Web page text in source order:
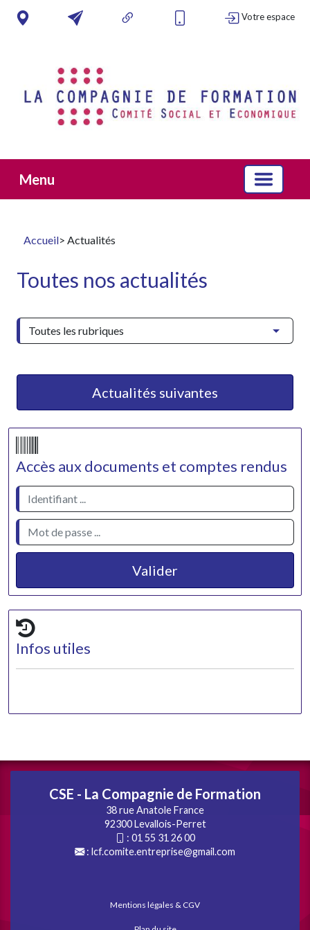
Votre espace
Menu
Accueil> Actualités
Toutes nos actualités
Actualités suivantes
Accès aux documents et comptes rendus
Valider
Infos utiles
CSE - La Compagnie de Formation
38 rue Anatole France
92300 Levallois-Perret
: 01 55 31 26 00
: lcf.comite.entreprise@gmail.com
Mentions légales & CGV